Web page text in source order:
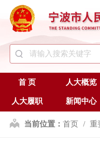
首 页 人大概览
人大履职 新闻中心
当前位置： 首页 重